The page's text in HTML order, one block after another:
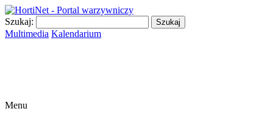
Szukaj:
Multimedia Kalendarium
Menu